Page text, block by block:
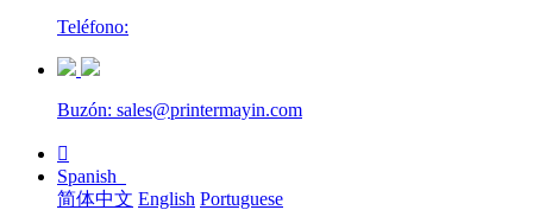
Teléfono:
Buzón: sales@printermayin.com

Spanish
简体中文 English Portuguese